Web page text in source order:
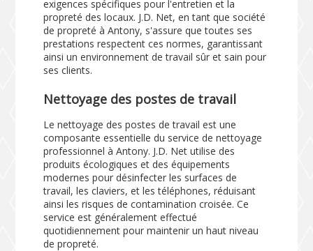
exigences spécifiques pour l'entretien et la
propreté des locaux. J.D. Net, en tant que société
de propreté à Antony, s'assure que toutes ses
prestations respectent ces normes, garantissant
ainsi un environnement de travail sûr et sain pour
ses clients.
Nettoyage des postes de travail
Le nettoyage des postes de travail est une
composante essentielle du service de nettoyage
professionnel à Antony. J.D. Net utilise des
produits écologiques et des équipements
modernes pour désinfecter les surfaces de
travail, les claviers, et les téléphones, réduisant
ainsi les risques de contamination croisée. Ce
service est généralement effectué
quotidiennement pour maintenir un haut niveau
de propreté.